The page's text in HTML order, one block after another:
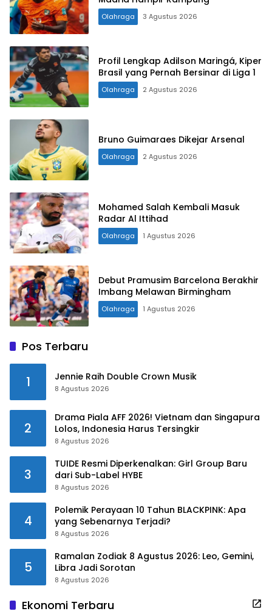
Olahraga 3 Agustus 2026
Profil Lengkap Adilson Maringá, Kiper
Brasil yang Pernah Bersinar di Liga 1
Olahraga 2 Agustus 2026
Bruno Guimaraes Dikejar Arsenal
Olahraga 2 Agustus 2026
Mohamed Salah Kembali Masuk
Radar Al Ittihad
Olahraga 1 Agustus 2026
Debut Pramusim Barcelona Berakhir
Imbang Melawan Birmingham
Olahraga 1 Agustus 2026
Pos Terbaru
1 Jennie Raih Double Crown Musik
8 Agustus 2026
2
Drama Piala AFF 2026! Vietnam dan Singapura
Lolos, Indonesia Harus Tersingkir
8 Agustus 2026
3
TUIDE Resmi Diperkenalkan: Girl Group Baru
dari Sub-Label HYBE
8 Agustus 2026
4
Polemik Perayaan 10 Tahun BLACKPINK: Apa
yang Sebenarnya Terjadi?
8 Agustus 2026
5
Ramalan Zodiak 8 Agustus 2026: Leo, Gemini,
Libra Jadi Sorotan
8 Agustus 2026
Ekonomi Terbaru